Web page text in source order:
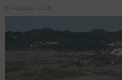
6. Augusta 2026.